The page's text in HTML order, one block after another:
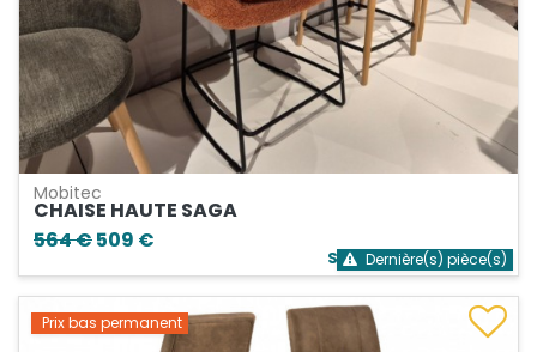
Mobitec
CHAISE HAUTE SAGA
564 €509 €
Stock bientôt épuisé
Dernière(s) pièce(s)
Prix bas permanent